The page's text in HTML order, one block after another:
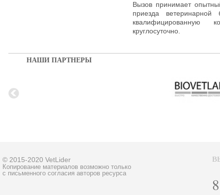
Вызов принимает
приезда
квалифицированную
круглосуточно.
НАШИ ПАРТНЕРЫ
© 2015-2020 VetLider
Копирование материалов возможно только
с письменного согласия авторов ресурса